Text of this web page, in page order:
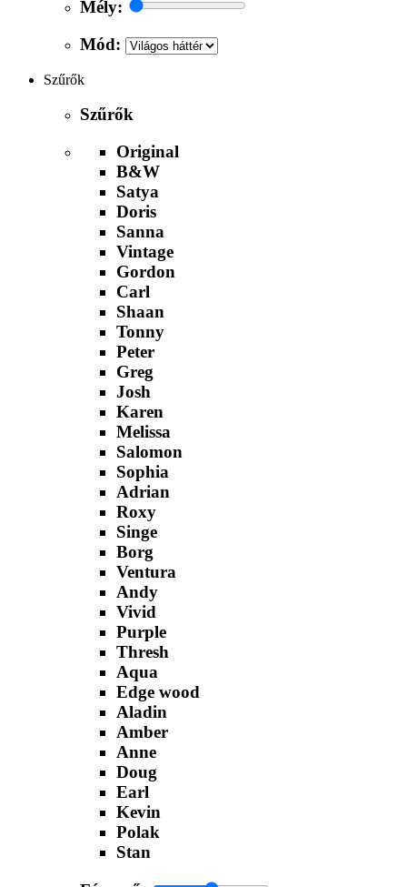
Mély:
Mód:
Szűrők
Szűrők
Original
B&W
Satya
Doris
Sanna
Vintage
Gordon
Carl
Shaan
Tonny
Peter
Greg
Josh
Karen
Melissa
Salomon
Sophia
Adrian
Roxy
Singe
Borg
Ventura
Andy
Vivid
Purple
Thresh
Aqua
Edge wood
Aladin
Amber
Anne
Doug
Earl
Kevin
Polak
Stan